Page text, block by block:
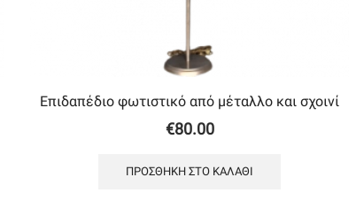
Επιδαπέδιο φωτιστικό από μέταλλο και σχοινί
€80.00
ΠΡΟΣΘΉΚΗ ΣΤΟ ΚΑΛΆΘΙ